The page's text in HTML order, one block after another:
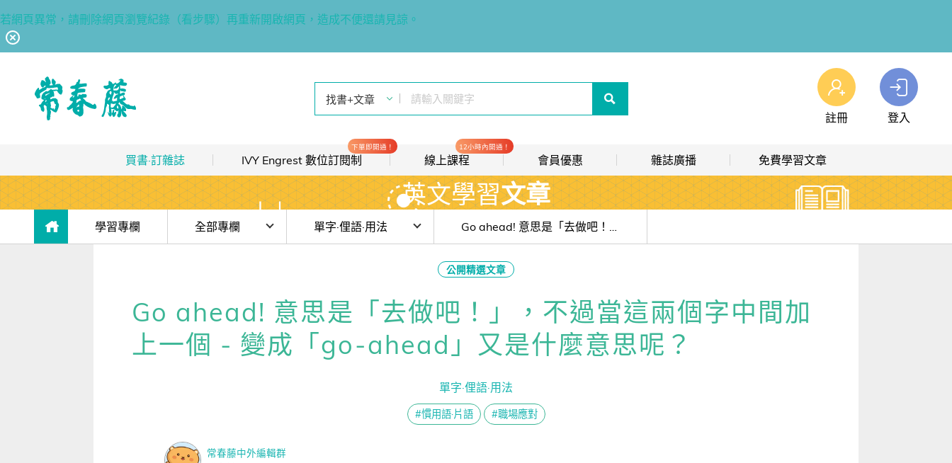
若網頁異常，請刪除網頁瀏覽紀錄（看步驟）再重新開啟網頁，造成不便還請見諒。
註冊 登入
買書·訂雜誌
熱銷排行｜最多人買
限時優惠 hot
團體採購｜企業 / 補習班 hot
數位學習｜數位訂閱 / 線上課程 hot
IVY Engrest 數位訂閱制
長訂 / 當期 / 過刊
升科大四技大專系列
TOEIC Bridge多益普級
初級全民英檢
IVY Engrest 數位訂閱制
下單即開通！
數位訂閱制介紹
數位訂閱制-新手攻略 new
訂閱方案
高效學習計畫表
專屬閱讀區
每日 Quiz 複習區
線上課程
12小時內開通！
線上影音課程
會員優惠
歡迎加入常春藤
會員推薦分潤計畫 new
我的音檔收聽櫃new
會員升等辦法
熊贈點回饋辦法
雜誌廣播
高效學習計畫表
解析英語廣播
免費學習文章
熱門文章主題
文章分類
單字·俚語·用法
購物車0商品
英文學習文章
學習專欄 目前位於:
全部專欄
[閱讀] 入門·生活會話
[閱讀] 中階、日常實用文章
目前位於:
單字·俚語·用法
【上課囉！賴世雄的英語好聲音】EP05— 你知道「說服」和「頂嘴」用英文怎麼說嗎？
【上課囉！賴世雄的英語好聲音】EP04— 學會這段英文，解鎖「年輕」秘訣！
Go ahead! 意思是「去做吧！」，不過當這兩個字中間加上一個 - 變成「go-ahead」又是什麼意思呢？
公開精選文章
Go ahead! 意思是「去做吧！」，不過當這兩個字中間加
上一個 - 變成「go-ahead」又是什麼意思呢？
單字·俚語·用法
#慣用語·片語 #職場應對
常春藤中外編輯群